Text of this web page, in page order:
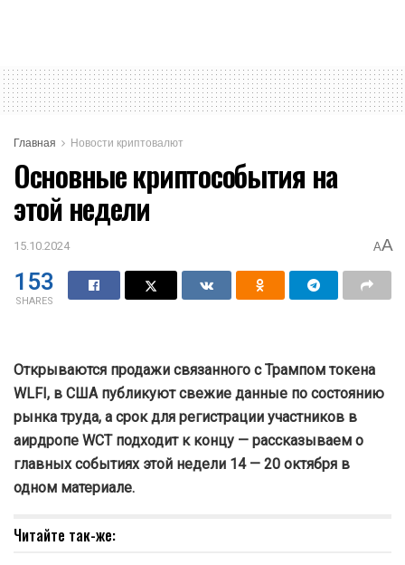
Главная Новости криптовалют
Основные криптособытия на
этой недели
15.10.2024 AA
153
SHARES
Открываются продажи связанного с Трампом токена
WLFI, в США публикуют свежие данные по состоянию
рынка труда, а срок для регистрации участников в
аирдропе WCT подходит к концу — рассказываем о
главных событиях этой недели 14 — 20 октября в
одном материале.
Читайте так-же: